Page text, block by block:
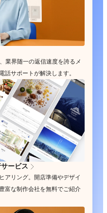
業界随一の返信速度を誇るメ
話サポートが解決します。
ービス
アリング。開店準備やデザイ
富な制作会社を無料でご紹介